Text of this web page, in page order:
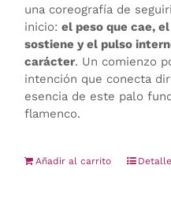
una coreografía de
inicio: el peso que cae,
sostiene y el pulso
carácter. Un comienzo
intención que conecta
esencia de este palo
flamenco.
Añadir al carrito